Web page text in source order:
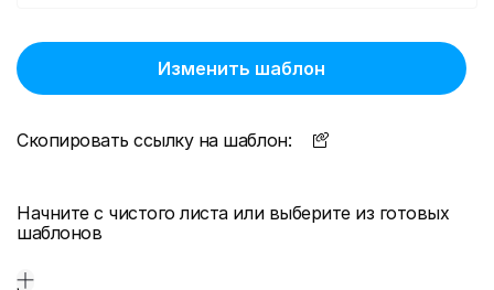
Изменить шаблон
Скопировать ссылку на шаблон:
Начните с чистого листа или выберите из готовых
шаблонов